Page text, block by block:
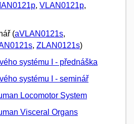
, VLAN0121p,
(aVLAN0121s,
, ZLAN0121s)
systému I - přednáška
systému I - seminář
Locomotor System
Visceral Organs